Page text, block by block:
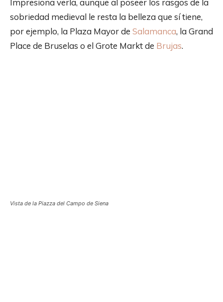
Impresiona verla, aunque al poseer los rasgos de la
sobriedad medieval le resta la belleza que sí tiene,
por ejemplo, la Plaza Mayor de Salamanca, la Grand
Place de Bruselas o el Grote Markt de Brujas.
Vista de la Piazza del Campo de Siena